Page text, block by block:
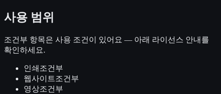
사용 범위
조건부 항목은 사용 조건이 있어요 — 아래 라이선스 안내를
확인하세요.
인쇄 조건부
웹사이트조건부
영상조건부